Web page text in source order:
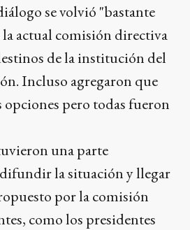
se volvió "bastante
actual comisión directiva
de la institución del
Incluso agregaron que
pero todas fueron
una parte
la situación y llegar
por la comisión
como los presidentes